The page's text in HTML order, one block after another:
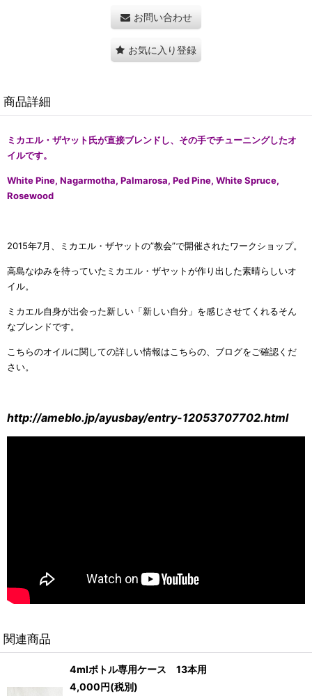
お問い合わせ
お気に入り登録
商品詳細
ミカエル・ザヤット氏が直接ブレンドし、その手でチューニングしたオ
イルです。
White Pine, Nagarmotha, Palmarosa, Ped Pine, White Spruce,
Rosewood
2015年7月、ミカエル・ザヤットの”教会”で開催されたワークショップ。
高島なゆみを待っていたミカエル・ザヤットが作り出した素晴らしいオ
イル。
ミカエル自身が出会った新しい「新しい自分」を感じさせてくれるそん
なブレンドです。
こちらのオイルに関しての詳しい情報はこちらの、ブログをご確認くだ
さい。
http://ameblo.jp/ayusbay/entry-12053707702.html
関連商品
4mlボトル専用ケース 13本用
4,000円(税別)